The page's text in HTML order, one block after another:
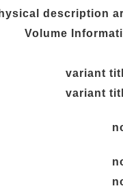
description
Volume
variant
variant